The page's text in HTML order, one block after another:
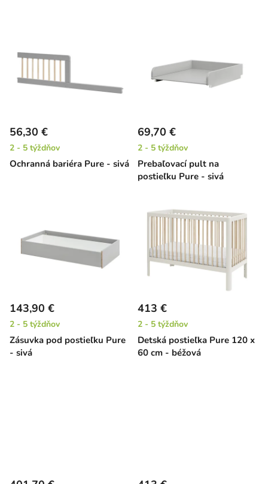
Ochranná bariéra Pure - sivá
56,30 €
2 - 5 týždňov
Prebaľovací pult na
postieľku Pure - sivá
69,70 €
2 - 5 týždňov
Zásuvka pod postieľku Pure
- sivá
143,90 €
2 - 5 týždňov
Detská postieľka Pure 120 x
60 cm - béžová
413 €
2 - 5 týždňov